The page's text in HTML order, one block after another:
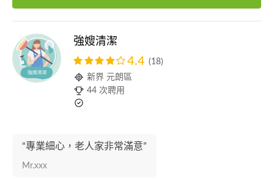
強嫂清潔
4.4 (18)
新界 元朗區
44 次聘用
“專業細心，老人家非常滿意”
Mr.xxx